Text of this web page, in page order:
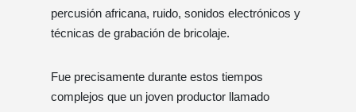
percusión africana, ruido, sonidos electrónicos y
técnicas de grabación de bricolaje.
Fue precisamente durante estos tiempos
complejos que un joven productor llamado